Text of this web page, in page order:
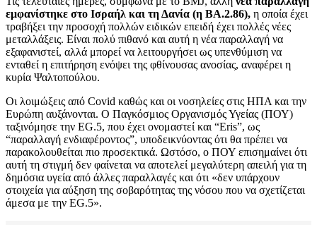
εμφανίστηκε στο Ισραήλ και τη Δανία (η ΒΑ.2.86), η οποία έχει
τραβήξει την προσοχή πολλών ειδικών επειδή έχει πολλές νέες
μεταλλάξεις. Είναι πολύ πιθανό και αυτή η νέα παραλλαγή να
εξαφανιστεί, αλλά μπορεί να λειτουργήσει ως υπενθύμιση να
ενταθεί η επιτήρηση ενόψει της φθίνουσας ανοσίας, αναφέρει η
κυρία Ψαλτοπούλου.
Οι λοιμώξεις από Covid καθώς και οι νοσηλείες στις ΗΠΑ και την
Ευρώπη αυξάνονται. Ο Παγκόσμιος Οργανισμός Υγείας (ΠΟΥ)
ταξινόμησε την EG.5, που έχει ονομαστεί και “Eris”, ως
“παραλλαγή ενδιαφέροντος”, υποδεικνύοντας ότι θα πρέπει να
παρακολουθείται πιο προσεκτικά. Ωστόσο, ο ΠΟΥ επισημαίνει ότι
αυτή τη στιγμή δεν φαίνεται να αποτελεί μεγαλύτερη απειλή για τη
δημόσια υγεία από άλλες παραλλαγές και ότι «δεν υπάρχουν
στοιχεία για αύξηση της σοβαρότητας της νόσου που να σχετίζεται
άμεσα με την EG.5».